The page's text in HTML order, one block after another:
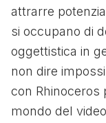
attrarre
si occupano di
oggettistica in
non dire
con Rhinoceros
mondo del